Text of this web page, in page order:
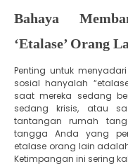
​Bahaya
‘Etalase’ Orang
​Penting untuk
sosial hanyalah
saat mereka sedang
sedang krisis, atau
tantangan rumah
tangga Anda yang
etalase orang lain
Ketimpangan ini sering